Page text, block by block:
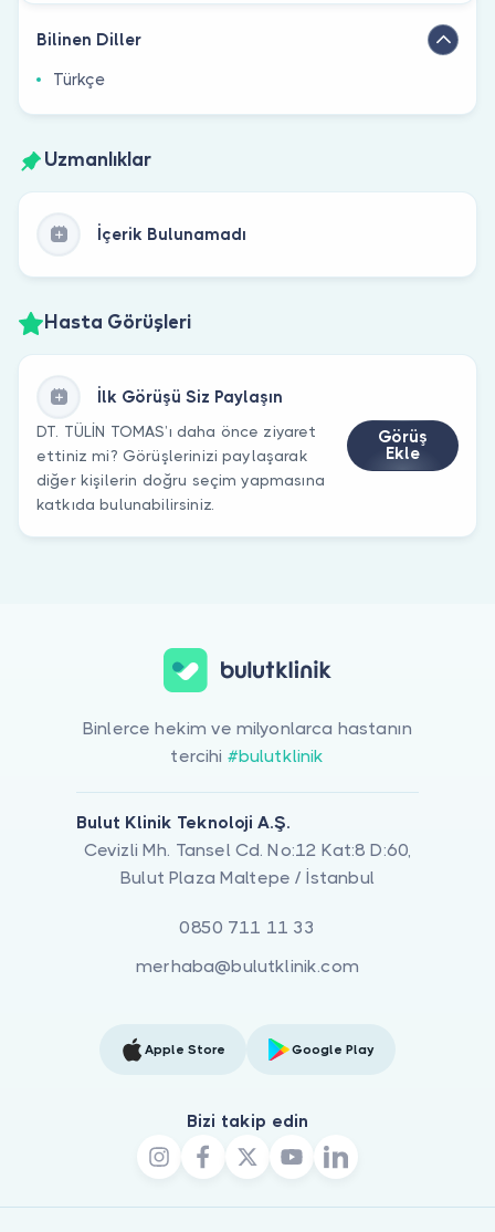
Bilinen Diller
Türkçe
Uzmanlıklar
İçerik Bulunamadı
Hasta Görüşleri
İlk Görüşü Siz Paylaşın
DT. TÜLİN TOMAS’ı daha önce ziyaret
ettiniz mi? Görüşlerinizi paylaşarak
diğer kişilerin doğru seçim yapmasına
katkıda bulunabilirsiniz.
Görüş
Ekle
Binlerce hekim ve milyonlarca hastanın
tercihi #bulutklinik
Bulut Klinik Teknoloji A.Ş.
Cevizli Mh. Tansel Cd. No:12 Kat:8 D:60,
Bulut Plaza Maltepe / İstanbul
0850 711 11 33
merhaba@bulutklinik.com
Apple Store Google Play
Bizi takip edin